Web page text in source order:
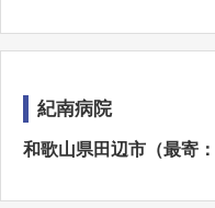
紀南病院
和歌山県田辺市（最寄